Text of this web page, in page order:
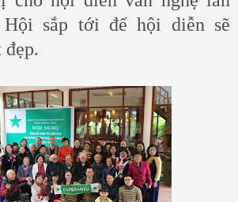
Hội sắp tới để hội diễn sẽ
đẹp.